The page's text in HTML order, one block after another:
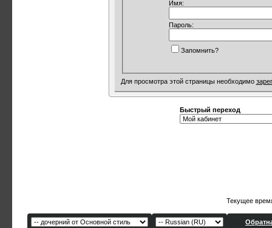
Имя:
Пароль:
Запомнить?
Для просмотра этой страницы необходимо
Быстрый переход
Текущее